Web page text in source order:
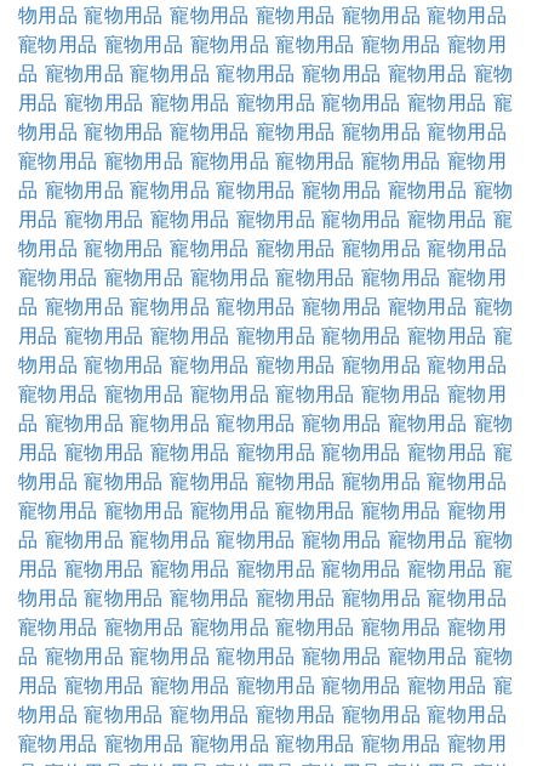
物用品 寵物用品 寵物用品 寵物用品 寵物用品 寵物用品
寵物用品 寵物用品 寵物用品 寵物用品 寵物用品 寵物用
品 寵物用品 寵物用品 寵物用品 寵物用品 寵物用品 寵物
用品 寵物用品 寵物用品 寵物用品 寵物用品 寵物用品 寵
物用品 寵物用品 寵物用品 寵物用品 寵物用品 寵物用品
寵物用品 寵物用品 寵物用品 寵物用品 寵物用品 寵物用
品 寵物用品 寵物用品 寵物用品 寵物用品 寵物用品 寵物
用品 寵物用品 寵物用品 寵物用品 寵物用品 寵物用品 寵
物用品 寵物用品 寵物用品 寵物用品 寵物用品 寵物用品
寵物用品 寵物用品 寵物用品 寵物用品 寵物用品 寵物用
品 寵物用品 寵物用品 寵物用品 寵物用品 寵物用品 寵物
用品 寵物用品 寵物用品 寵物用品 寵物用品 寵物用品 寵
物用品 寵物用品 寵物用品 寵物用品 寵物用品 寵物用品
寵物用品 寵物用品 寵物用品 寵物用品 寵物用品 寵物用
品 寵物用品 寵物用品 寵物用品 寵物用品 寵物用品 寵物
用品 寵物用品 寵物用品 寵物用品 寵物用品 寵物用品 寵
物用品 寵物用品 寵物用品 寵物用品 寵物用品 寵物用品
寵物用品 寵物用品 寵物用品 寵物用品 寵物用品 寵物用
品 寵物用品 寵物用品 寵物用品 寵物用品 寵物用品 寵物
用品 寵物用品 寵物用品 寵物用品 寵物用品 寵物用品 寵
物用品 寵物用品 寵物用品 寵物用品 寵物用品 寵物用品
寵物用品 寵物用品 寵物用品 寵物用品 寵物用品 寵物用
品 寵物用品 寵物用品 寵物用品 寵物用品 寵物用品 寵物
用品 寵物用品 寵物用品 寵物用品 寵物用品 寵物用品 寵
物用品 寵物用品 寵物用品 寵物用品 寵物用品 寵物用品
寵物用品 寵物用品 寵物用品 寵物用品 寵物用品 寵物用